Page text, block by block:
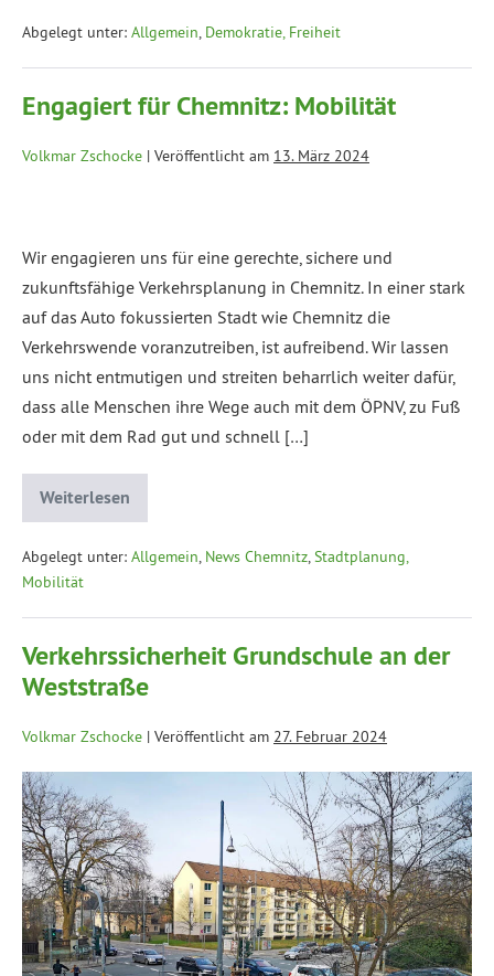
Abgelegt unter: Allgemein, Demokratie, Freiheit
Engagiert für Chemnitz: Mobilität
Volkmar Zschocke | Veröffentlicht am 13. März 2024
Wir engagieren uns für eine gerechte, sichere und
zukunftsfähige Verkehrsplanung in Chemnitz. In einer stark
auf das Auto fokussierten Stadt wie Chemnitz die
Verkehrswende voranzutreiben, ist aufreibend. Wir lassen
uns nicht entmutigen und streiten beharrlich weiter dafür,
dass alle Menschen ihre Wege auch mit dem ÖPNV, zu Fuß
oder mit dem Rad gut und schnell […]
Weiterlesen
Abgelegt unter: Allgemein, News Chemnitz,Stadtplanung,
Mobilität
Verkehrssicherheit Grundschule an der
Weststraße
Volkmar Zschocke | Veröffentlicht am 27. Februar 2024